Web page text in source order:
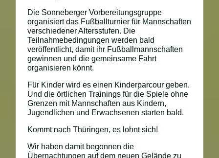
Die Sonneberger Vorbereitungsgruppe
organisiert das Fußballturnier für Mannschaften
verschiedener Altersstufen. Die
Teilnahmebedingungen werden bald
veröffentlicht, damit ihr Fußballmannschaften
gewinnen und die gemeinsame Fahrt
organisieren könnt.
Für Kinder wird es einen Kinderparcour geben.
Und die örtlichen Trainings für die Spiele ohne
Grenzen mit Mannschaften aus Kindern,
Jugendlichen und Erwachsenen starten bald.
Kommt nach Thüringen, es lohnt sich!
Wir haben damit begonnen die
Übernachtungen auf dem neuen Gelände zu